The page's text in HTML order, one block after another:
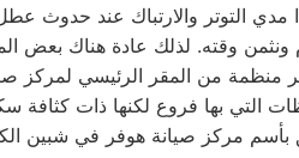
بأسم مركز صيانة هوفر في شبين